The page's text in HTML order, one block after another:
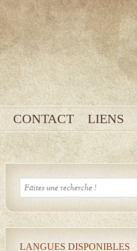
CONTACT LIENS
LANGUES DISPONIBLES